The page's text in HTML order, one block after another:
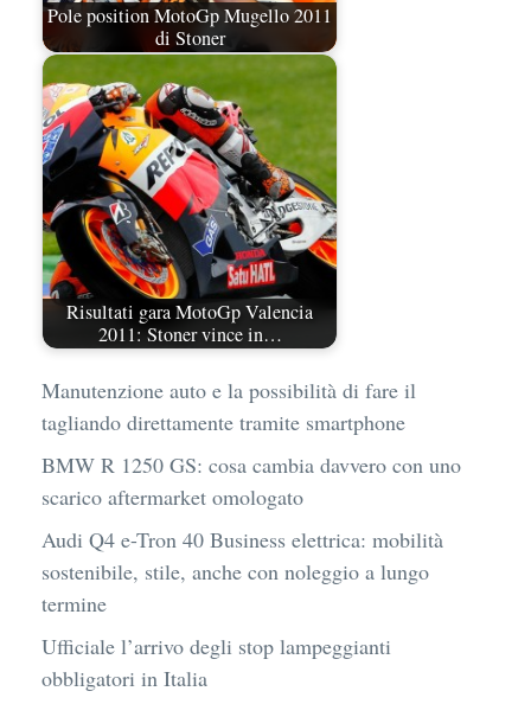
Pole position MotoGp Mugello 2011
di Stoner
Risultati gara MotoGp Valencia
2011: Stoner vince in…
Manutenzione auto e la possibilità di fare il
tagliando direttamente tramite smartphone
BMW R 1250 GS: cosa cambia davvero con uno
scarico aftermarket omologato
Audi Q4 e-Tron 40 Business elettrica: mobilità
sostenibile, stile, anche con noleggio a lungo
termine
Ufficiale l’arrivo degli stop lampeggianti
obbligatori in Italia